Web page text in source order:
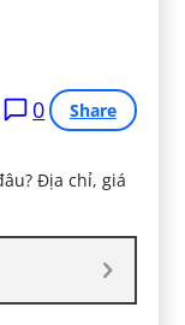
0 Share